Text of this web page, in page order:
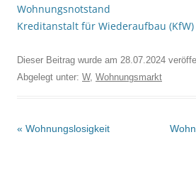
Wohnungsnotstand
Kreditanstalt für Wiederaufbau (KfW)
Dieser Beitrag wurde am 28.07.2024
Abgelegt unter: W, Wohnungsmarkt
Beitrags-
« Wohnungslosigkeit